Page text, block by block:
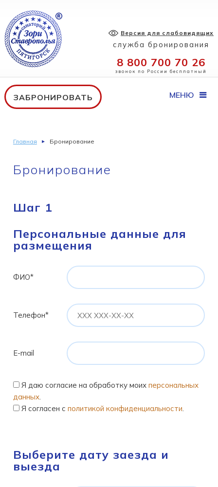
Версия для слабовидящих
служба бронирования
8 800 700 70 26
звонок по России бесплатный
ЗАБРОНИРОВАТЬ МЕНЮ
Главная Бронирование
Бронирование
Шаг 1
Персональные данные для
размещения
ФИО*
Телефон*
E-mail
Я даю согласие на обработку моих персональных
данных.
Я согласен с политикой конфиденциальности.
Выберите дату заезда и
выезда